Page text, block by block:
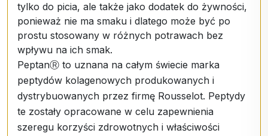
tylko do picia, ale także jako dodatek do żywności,
ponieważ nie ma smaku i dlatego może być po
prostu stosowany w różnych potrawach bez
wpływu na ich smak.
PeptanⓇ to uznana na całym świecie marka
peptydów kolagenowych produkowanych i
dystrybuowanych przez firmę Rousselot. Peptydy
te zostały opracowane w celu zapewnienia
szeregu korzyści zdrowotnych i właściwości